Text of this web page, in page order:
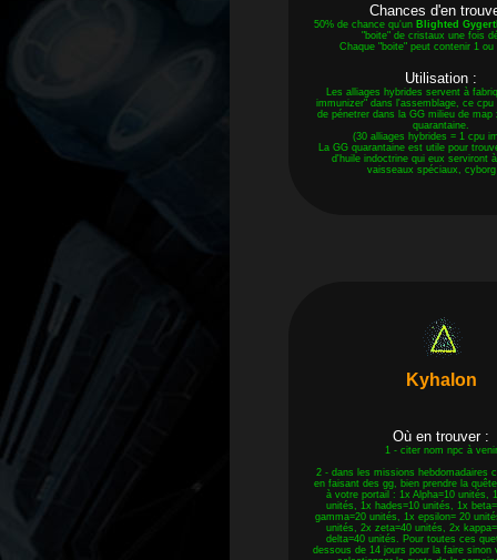
Chances d'en
50% de chance qu'un Blighted
"boite" de cristaux une fois
Chaque "boite" peut contenir 1
Utilisation :
Les alliages hybrides servent à
immunizer" dans l'assemblage, ce cpu
de pénetrer dans la GG milieu de map
quarantaine.
(30 alliages hybrides = 1 cpu
La GG quarantaine est utile pour
d'huile indoctrine qui eux serviront
vaisseaux spéciaux,
Kyhalon
Où en trouver :
1 - citer nom npc à venir
2 - dans les missions hebdomadaires
en faisant des gg, bien prendre la
à votre portail : 1x Alpha=10 unités,
unités, 1x hades=10 unités, 1x
gamma=20 unités, 1x epsilon= 20
unités, 2x zeta=40 unités, 2x
delta=40 unités. Pour toutes ces
dessous de 14 jours pour la faire sinon